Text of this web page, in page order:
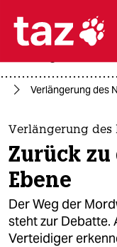

themen
politik
öko
gesellschaft
Verlängerung des
Verlängerung des
Zurück
Ebene
Der Weg der
steht zur Debatte.
Verteidiger